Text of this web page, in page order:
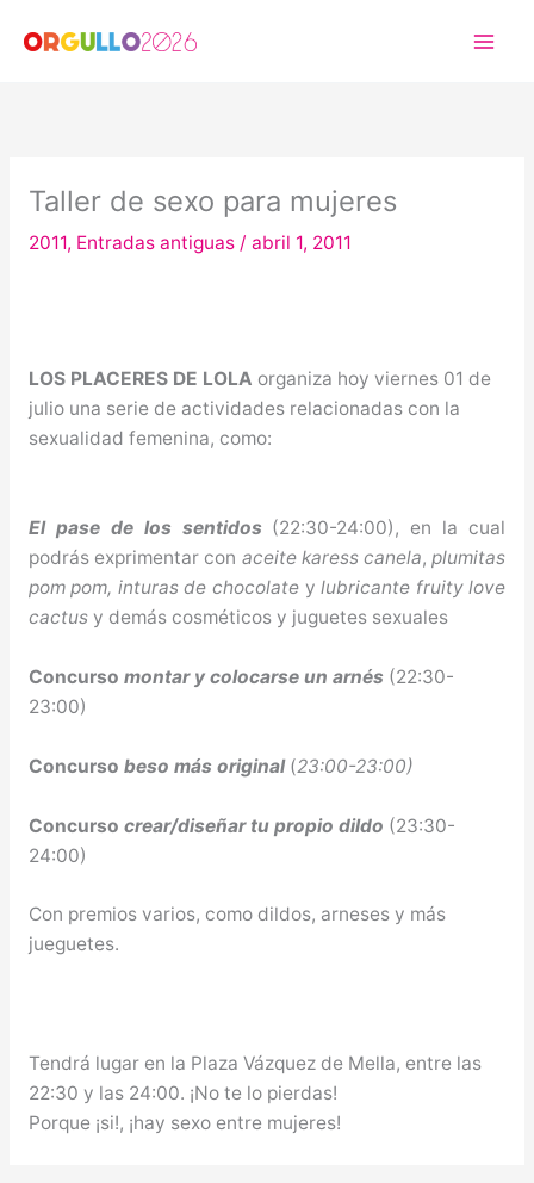
Taller de sexo para mujeres
2011, Entradas antiguas/ abril 1, 2011
LOS PLACERES DE LOLA organiza hoy viernes 01 de
julio una serie de actividades relacionadas con la
sexualidad femenina, como:
El pase de los sentidos (22:30-24:00), en la cual
podrás exprimentar con aceite karess canela,plumitas
pom pom, inturas de chocolate ylubricante fruity love
cactus y demás cosméticos y juguetes sexuales
Concurso montar y colocarse un arnés (22:30-
23:00)
Concurso beso más original (23:00-23:00)
Concurso crear/diseñar tu propio dildo (23:30-
24:00)
Con premios varios, como dildos, arneses y más
jueguetes.
Tendrá lugar en la Plaza Vázquez de Mella, entre las
22:30 y las 24:00. ¡No te lo pierdas!
Porque ¡si!, ¡hay sexo entre mujeres!